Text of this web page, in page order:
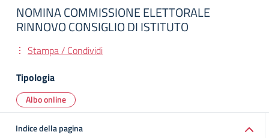
NOMINA COMMISSIONE ELETTORALE
RINNOVO CONSIGLIO DI ISTITUTO
Stampa / Condividi
Tipologia
Albo online
Indice della pagina